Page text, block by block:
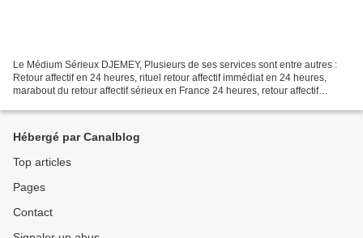
Le Médium Sérieux DJEMEY, Plusieurs de ses services sont entre autres :
Retour affectif en 24 heures, rituel retour affectif immédiat en 24 heures,
marabout du retour affectif sérieux en France 24 heures, retour affectif
Hébergé par Canalblog
Top articles
Pages
Contact